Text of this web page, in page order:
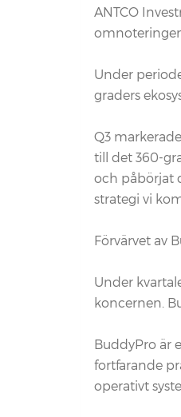
ANTCO
Under
graders
Q3
till det 360-
och påbörjat
strategi vi
Förvärvet av
Under
koncernen.
BuddyPro är
fortfarande
operativt